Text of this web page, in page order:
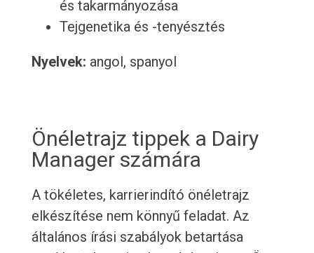
és takarmányozása
Tejgenetika és -tenyésztés
Nyelvek: angol, spanyol
Önéletrajz tippek a Dairy
Manager számára
A tökéletes, karrierindító önéletrajz
elkészítése nem könnyű feladat. Az
általános írási szabályok betartása